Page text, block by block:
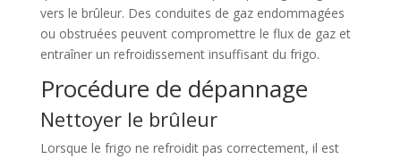
vers le brûleur. Des conduites de gaz endommagées
ou obstruées peuvent compromettre le flux de gaz et
entraîner un refroidissement insuffisant du frigo.
Procédure de dépannage
Nettoyer le brûleur
Lorsque le frigo ne refroidit pas correctement, il est